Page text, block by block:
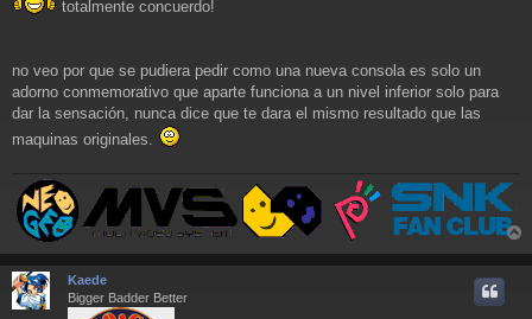
totalmente concuerdo!
no veo por que se pudiera pedir como una nueva consola es solo un
adorno conmemorativo que aparte funciona a un nivel inferior solo para
dar la sensación, nunca dice que te dara el mismo resultado que las
maquinas originales.
r
Kaede
Bigger Badder Better